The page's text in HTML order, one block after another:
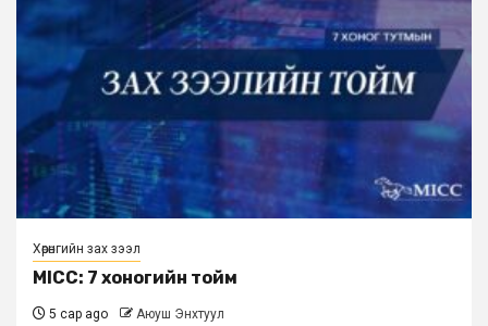
Хөрөнгийн зах зээл
MICC: 7 хоногийн тойм
5 сар ago Аюуш Энхтуул